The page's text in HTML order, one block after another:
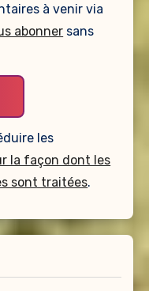
à venir via
abonner sans
les
la façon dont les
sont traitées.